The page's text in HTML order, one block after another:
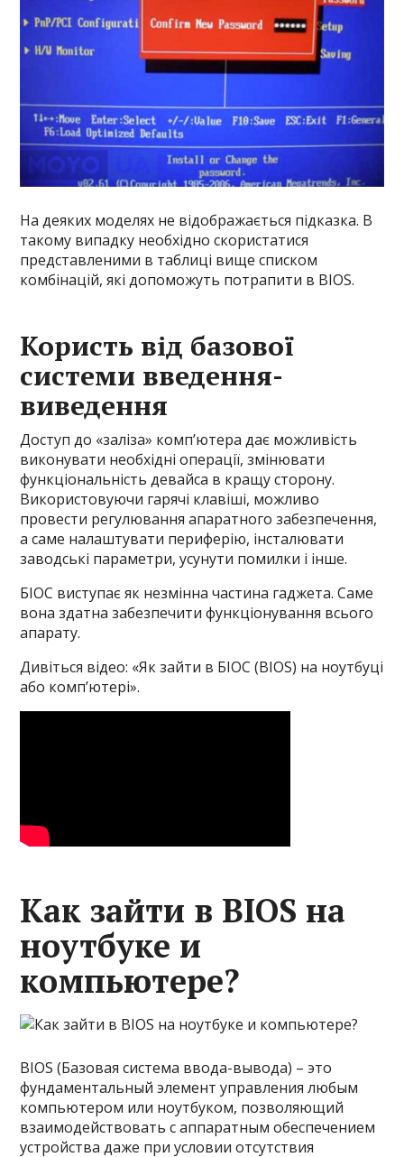
На деяких моделях не відображається підказка. В
такому випадку необхідно скористатися
представленими в таблиці вище списком
комбінацій, які допоможуть потрапити в BIOS.
Користь від базової
системи введення-
виведення
Доступ до «заліза» комп’ютера дає можливість
виконувати необхідні операції, змінювати
функціональність девайса в кращу сторону.
Використовуючи гарячі клавіші, можливо
провести регулювання апаратного забезпечення,
а саме налаштувати периферію, інсталювати
заводські параметри, усунути помилки і інше.
БІОС виступає як незмінна частина гаджета. Саме
вона здатна забезпечити функціонування всього
апарату.
Дивіться відео: «Як зайти в БІОС (BIOS) на ноутбуці
або комп’ютері».
Как зайти в BIOS на
ноутбуке и
компьютере?
BIOS (Базовая система ввода-вывода) – это
фундаментальный элемент управления любым
компьютером или ноутбуком, позволяющий
взаимодействовать с аппаратным обеспечением
устройства даже при условии отсутствия